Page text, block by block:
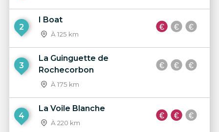
2
I Boat
À 125 km
3
La Guinguette de
Rochecorbon
À 175 km
4
La Voile Blanche
À 220 km